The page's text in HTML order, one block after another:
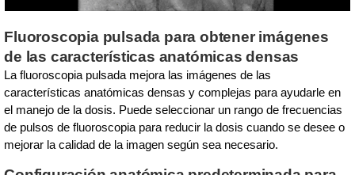
Fluoroscopia pulsada para obtener imágenes
de las características anatómicas densas
La fluoroscopia pulsada mejora las imágenes de las
características anatómicas densas y complejas para ayudarle en
el manejo de la dosis. Puede seleccionar un rango de frecuencias
de pulsos de fluoroscopia para reducir la dosis cuando se desee o
mejorar la calidad de la imagen según sea necesario.